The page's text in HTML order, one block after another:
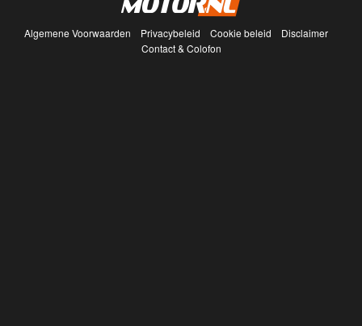
Algemene Voorwaarden Privacybeleid Cookie beleid
Disclaimer
Contact & Colofon